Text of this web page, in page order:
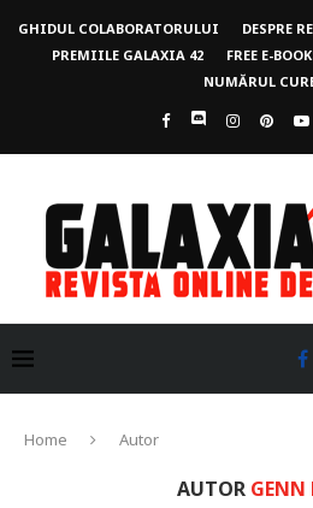
GHIDUL COLABORATORULUI DESPRE
PREMIILE GALAXIA 42
FREE E-
NUMĂRUL
Home Autor
AUTOR GENN